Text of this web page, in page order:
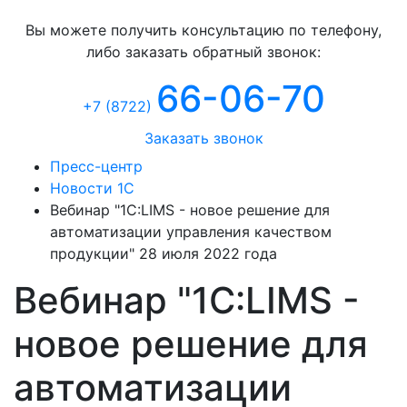
Вы можете получить консультацию по телефону,
либо заказать обратный звонок:
+7 (8722) 66-06-70
Заказать звонок
Пресс-центр
Новости 1С
Вебинар "1С:LIMS - новое решение для
автоматизации управления качеством
продукции" 28 июля 2022 года
Вебинар "1С:LIMS -
новое решение для
автоматизации